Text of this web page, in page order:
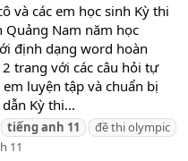
và các em học sinh Kỳ thi
Nam năm học
định dạng word hoàn
trang với các câu hỏi tự
luyện tập và chuẩn bị
Kỳ thi...
tiếnganh 11
đề thi olympic
11